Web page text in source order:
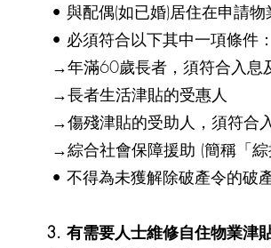
• 與配偶(如已婚)居住在申請物
• 必須符合以下其中一項條件：
→年滿60歲長者，須符合入息
→長者生活津貼的受惠人
→傷殘津貼的受助人，須符合
→綜合社會保障援助 (簡稱「綜
• 不得為未獲解除破產令的破
3. 有需要人士維修自住物業津